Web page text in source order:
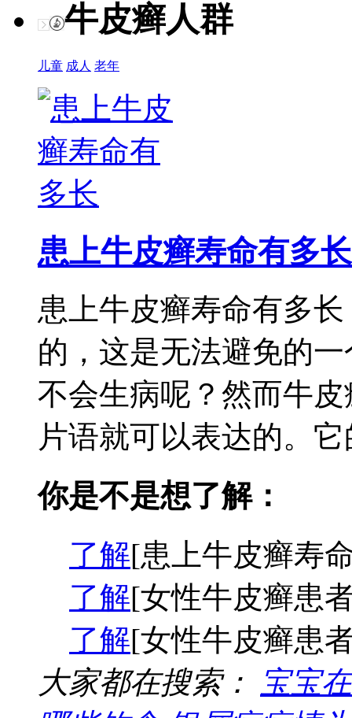
牛皮癣人群
儿童 成人 老年
患上牛皮癣寿命有多长
患上牛皮癣寿命有多
的，这是无法避免的
不会生病呢？然而牛
片语就可以表达的。
你是不是想了解：
了解[患上牛皮癣寿
了解[女性牛皮癣患
了解[女性牛皮癣患
大家都在搜索：
宝宝